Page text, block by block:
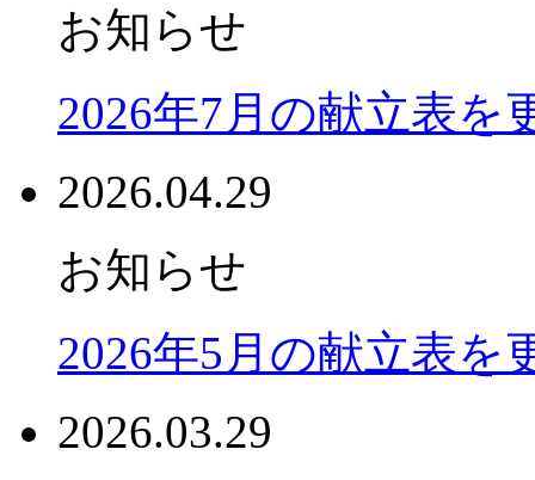
お知らせ
2026年7月の献立表を
2026.04.29
お知らせ
2026年5月の献立表を
2026.03.29